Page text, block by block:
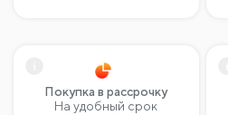
Покупка в рассрочку
На удобный срок